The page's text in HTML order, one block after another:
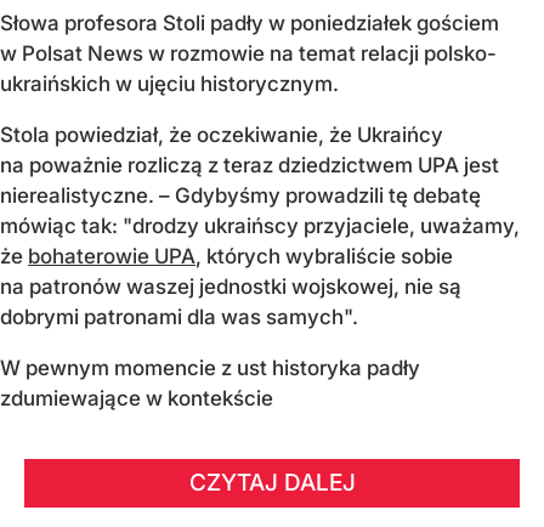
Słowa profesora Stoli padły w poniedziałek gościem
w Polsat News w rozmowie na temat relacji polsko-
ukraińskich w ujęciu historycznym.
Stola powiedział, że oczekiwanie, że Ukraińcy
na poważnie rozliczą z teraz dziedzictwem UPA jest
nierealistyczne. – Gdybyśmy prowadzili tę debatę
mówiąc tak: "drodzy ukraińscy przyjaciele, uważamy,
że bohaterowie UPA, których wybraliście sobie
na patronów waszej jednostki wojskowej, nie są
dobrymi patronami dla was samych".
W pewnym momencie z ust historyka padły
zdumiewające w kontekście
CZYTAJ DALEJ